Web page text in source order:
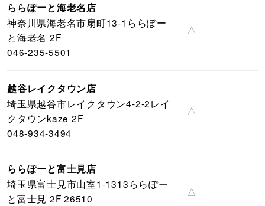
ららぽーと海老名店
神奈川県海老名市扇町13-1ららぽー
と海老名 2F
046-235-5501
△
越谷レイクタウン店
埼玉県越谷市レイクタウン4-2-2レイ
クタウンkaze 2F
048-934-3494
△
ららぽーと富士見店
埼玉県富士見市山室1-1313ららぽー
と富士見 2F 26510
△